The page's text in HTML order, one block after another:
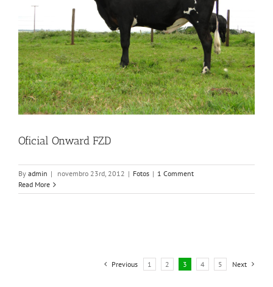
Oficial Onward FZD
By admin | novembro 23rd, 2012 | Fotos | 1 Comment
Read More
Previous 1 2 3 4 5 Next